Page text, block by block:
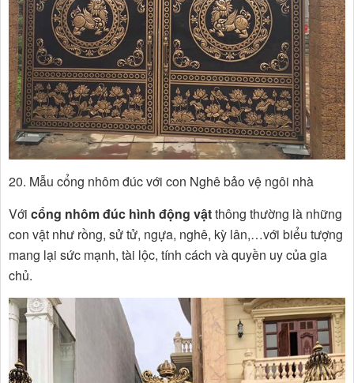
20. Mẫu cổng nhôm đúc với con Nghê bảo vệ ngôi nhà
Với cổng nhôm đúc hình động vậtthông thường là những
con vật như rồng, sử tử, ngựa, nghê, kỳ lân,…với biểu tượng
mang lại sức mạnh, tài lộc, tính cách và quyền uy của gia
chủ.